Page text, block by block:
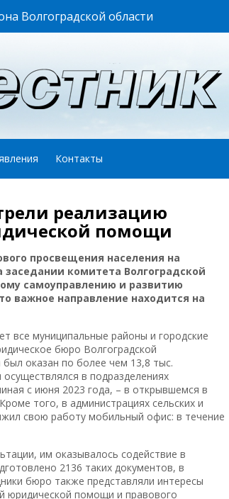
Волгоградской области
Контакты
реализацию
помощи
просвещения населения на
заседании комитета Волгоградской
самоуправлению и развитию
важное направление находится на
все муниципальные районы и городские
бюро Волгоградской
оказан по более чем 13,8 тыс.
в подразделениях
с июня 2023 года, – в открывшемся в
того, в администрациях сельских и
свою работу мобильный офис: в течение
им оказывалось содействие в
2136 таких документов, в
бюро также представляли интересы
юридической помощи и правового